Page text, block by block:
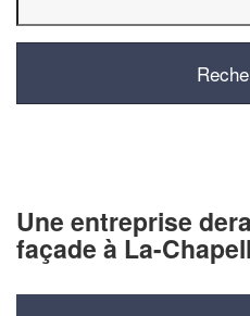
Une entreprise
façade à La-